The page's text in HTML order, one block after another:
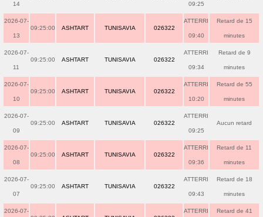
14 09:25
2026-07-
13
09:25:00 ASHTART TUNISAVIA 026322
ATTERRI
09:40
Retard de 15
minutes
2026-07-
11
09:25:00 ASHTART TUNISAVIA 026322
ATTERRI
09:34
Retard de 9
minutes
2026-07-
10
09:25:00 ASHTART TUNISAVIA 026322
ATTERRI
10:20
Retard de 55
minutes
2026-07-
09
09:25:00 ASHTART TUNISAVIA 026322
ATTERRI
09:25
Aucun retard
2026-07-
08
09:25:00 ASHTART TUNISAVIA 026322
ATTERRI
09:36
Retard de 11
minutes
2026-07-
07
09:25:00 ASHTART TUNISAVIA 026322
ATTERRI
09:43
Retard de 18
minutes
2026-07- ATTERRI Retard de 41